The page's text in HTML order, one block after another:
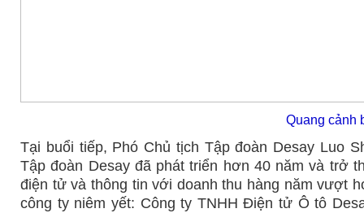
Quang cảnh
Tại buổi tiếp, Phó Chủ tịch Tập đoàn Desay Luo
Tập đoàn Desay đã phát triển hơn 40 năm và trở
điện tử và thông tin với doanh thu hàng năm vượt
công ty niêm yết: Công ty TNHH Điện tử Ô tô